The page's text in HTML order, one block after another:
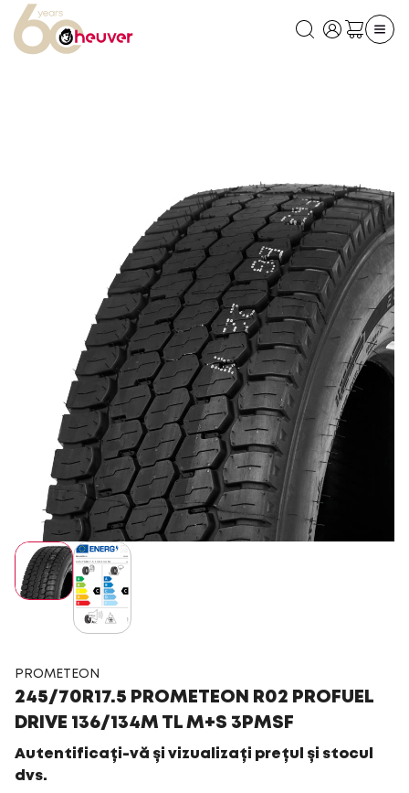
PROMETEON
245/70R17.5 PROMETEON R02 PROFUEL
DRIVE 136/134M TL M+S 3PMSF
Autentificați-vă și vizualizați prețul și stocul
dvs.